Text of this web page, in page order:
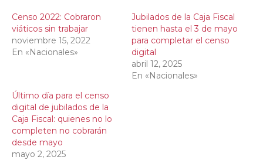
Censo 2022: Cobraron
viáticos sin trabajar
noviembre 15, 2022
En «Nacionales»
Jubilados de la Caja Fiscal
tienen hasta el 3 de mayo
para completar el censo
digital
abril 12, 2025
En «Nacionales»
Último día para el censo
digital de jubilados de la
Caja Fiscal: quienes no lo
completen no cobrarán
desde mayo
mayo 2, 2025